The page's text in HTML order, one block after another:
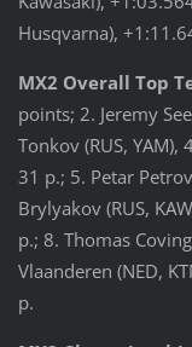
Husqvarna),
MX2 Overall Top
points; 2. Jeremy
Tonkov (RUS, YAM),
31 p.; 5. Petar
Brylyakov (RUS,
p.; 8. Thomas
Vlaanderen (NED,
p.